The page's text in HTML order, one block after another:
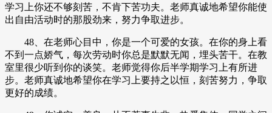
学习上你还不够刻苦，不肯下苦功夫。老师真诚地希望你能使
出自由活动时的那股劲来，努力争取进步。
48、在老师心目中，你是一个可爱的女孩。在你的身上看
不到一点娇气，每次劳动时你总是默默无闻，埋头苦干。在教
室里很少听到你的谈笑。老师觉得你后半学期学习上有所进
步。老师真诚地希望你在学习上要持之以恒，刻苦努力，争取
更好的成绩。